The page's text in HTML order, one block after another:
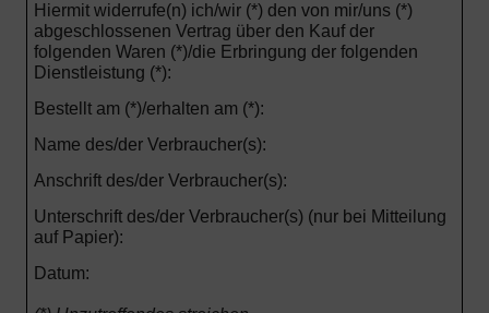
Hiermit widerrufe(n) ich/wir (*) den von mir/uns (*)
abgeschlossenen Vertrag über den Kauf der
folgenden Waren (*)/die Erbringung der folgenden
Dienstleistung (*):
Bestellt am (*)/erhalten am (*):
Name des/der Verbraucher(s):
Anschrift des/der Verbraucher(s):
Unterschrift des/der Verbraucher(s) (nur bei Mitteilung
auf Papier):
Datum: